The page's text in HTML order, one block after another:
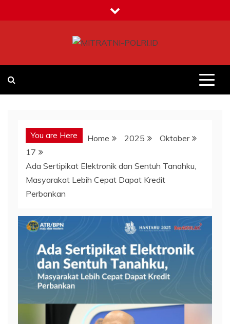
to
You are Here Home 2025
Oktober
17
Ada Sertipikat Elektronik dan Sentuh Tanahku,
Masyarakat Lebih Cepat Dapat Kredit
Perbankan